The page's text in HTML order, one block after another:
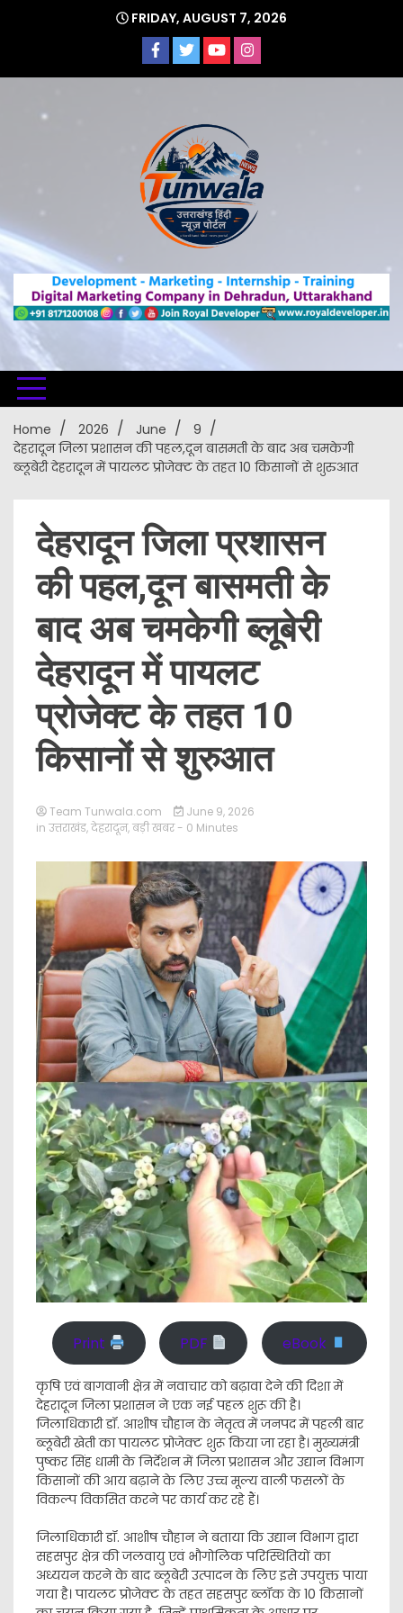
FRIDAY, AUGUST 7, 2026
Uttarakhand Hindi News Portal
Home 2026 June
9
देहरादून जिला प्रशासन की पहल,दून बासमती के बाद अब चमकेगी
ब्लूबेरी देहरादून में पायलट प्रोजेक्ट के तहत 10 किसानों से शुरुआत
देहरादून जिला प्रशासन
की पहल,दून बासमती के
बाद अब चमकेगी ब्लूबेरी
देहरादून में पायलट
प्रोजेक्ट के तहत 10
किसानों से शुरुआत
Team Tunwala.com
June 9, 2026
in उत्तराखंड,देहरादून,बड़ी खबर - 0 Minutes
Print PDF eBook
कृषि एवं बागवानी क्षेत्र में नवाचार को बढ़ावा देने की दिशा में
देहरादून जिला प्रशासन ने एक नई पहल शुरू की है।
जिलाधिकारी डॉ. आशीष चौहान के नेतृत्व में जनपद में पहली बार
ब्लूबेरी खेती का पायलट प्रोजेक्ट शुरू किया जा रहा है। मुख्यमंत्री
पुष्कर सिंह धामी के निर्देशन में जिला प्रशासन और उद्यान विभाग
किसानों की आय बढ़ाने के लिए उच्च मूल्य वाली फसलों के
विकल्प विकसित करने पर कार्य कर रहे हैं।
जिलाधिकारी डॉ. आशीष चौहान ने बताया कि उद्यान विभाग द्वारा
सहसपुर क्षेत्र की जलवायु एवं भौगोलिक परिस्थितियों का
अध्ययन करने के बाद ब्लूबेरी उत्पादन के लिए इसे उपयुक्त पाया
गया है। पायलट प्रोजेक्ट के तहत सहसपुर ब्लॉक के 10 किसानों